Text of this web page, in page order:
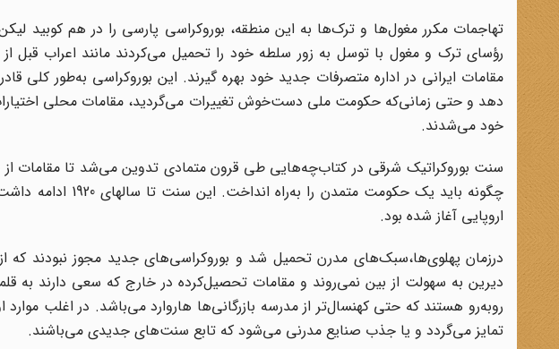
تهاجمات مکرر مغول‌ها و ترک‌ها به این منطقه، بوروکراسی پارسی را در هم کوبید
رؤسای ترک و مغول با توسل به زور سلطه خود را تحمیل می‌کردند مانند اعراب قبل
مقامات ایرانی در اداره متصرفات جدید خود بهره گیرند. این بوروکراسی به‌طور کلی
دهد و حتی زمانی‌که حکومت ملی دست‌خوش تغییرات می‌گردید، مقامات محلی اختیارات
خود می‌شدند.
سنت بوروکراتیک شرقی در کتاب‌چه‌هایی طی قرون متمادی تدوین می‌شد تا مقامات از
اروپایی آغاز شده بود.
درزمان پهلوی‌ها،سبک‌های مدرن تحمیل شد و بوروکراسی‌های جدید مجوز نبودند که
دیرین به سهولت از بین نمی‌روند و مقامات تحصیل‌کرده در خارج که سعی دارند به
روبه‌رو هستند که حتی کهنسال‌تر از مدرسه بازرگانی‌ها هاروارد می‌باشد. در اغلب
تمایز می‌گردد و یا جذب صنایع مدرنی می‌شود که تابع سنت‌های جدیدی می‌باشند.